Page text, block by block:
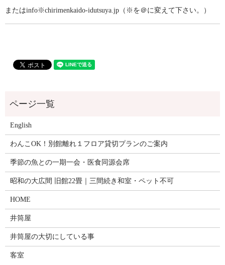
またはinfo※chirimenkaido-idutsuya.jp（※を＠に変えて下さい。）
English
わんこOK！別館離れ１フロア貸切プランのご案内
季節の魚との一期一会・医食同源会席
昭和の大広間 旧館22畳｜三間続き和室・ペット不可
HOME
井筒屋
井筒屋の大切にしている事
客室